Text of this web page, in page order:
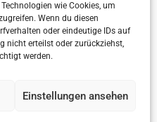
wie Cookies, um
Wenn du diesen
oder eindeutige IDs auf
nicht erteilst oder zurückziehst,
werden.
Einstellungen ansehen